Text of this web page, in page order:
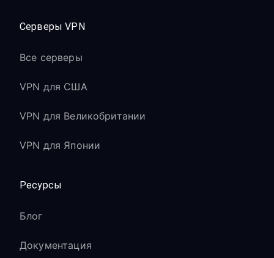
Серверы VPN
Все серверы
VPN для США
VPN для Великобритании
VPN для Японии
Ресурсы
Блог
Документация